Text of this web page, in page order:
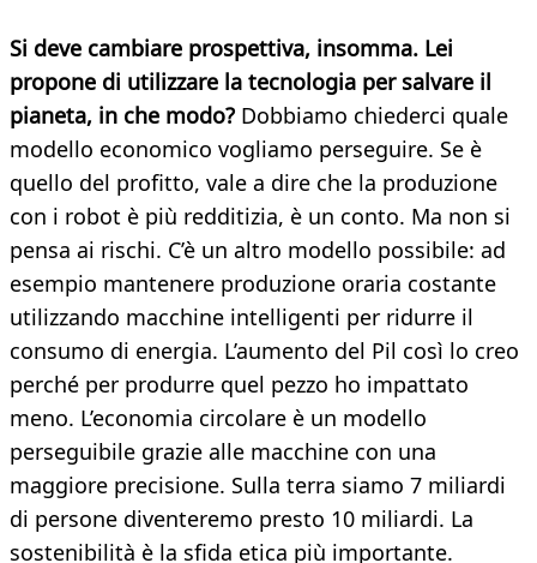
Si deve cambiare prospettiva, insomma. Lei
propone di utilizzare la tecnologia per salvare il
pianeta, in che modo? Dobbiamo chiederci quale
modello economico vogliamo perseguire. Se è
quello del profitto, vale a dire che la produzione
con i robot è più redditizia, è un conto. Ma non si
pensa ai rischi. C’è un altro modello possibile: ad
esempio mantenere produzione oraria costante
utilizzando macchine intelligenti per ridurre il
consumo di energia. L’aumento del Pil così lo creo
perché per produrre quel pezzo ho impattato
meno. L’economia circolare è un modello
perseguibile grazie alle macchine con una
maggiore precisione. Sulla terra siamo 7 miliardi
di persone diventeremo presto 10 miliardi. La
sostenibilità è la sfida etica più importante.